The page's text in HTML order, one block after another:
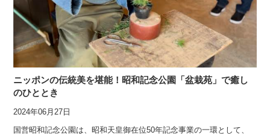
ニッポンの伝統美を堪能！昭和記念公園「盆栽苑」で癒し
のひととき
2024年06月27日
国営昭和記念公園は、昭和天皇御在位50年記念事業の一環として、